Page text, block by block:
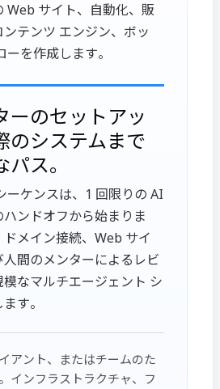
Web サイト、自動化、販
テンツ エンジン、ボッ
ーを作成します。
ーのセットアッ
のシステムまで
ス。
ーケンスは、1 回限りの AI
ンドオフから始まりま
メイン接続、Web サイ
人間のメンターによるレビ
なマルチエージェント シ
す。
アント、またはチームのた
インフラストラクチャ、フ